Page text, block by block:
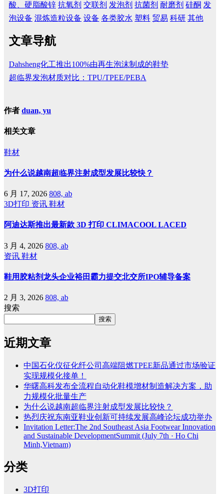
酸、硬脂酸锌 抗氧剂 交联剂 发泡剂 抗菌剂 耐磨剂 硅酮 发
泡设备 混炼造粒设备 设备 各类胶水 塑料 贸易 科研 其他
文章导航
Dahsheng化工推出100%由再生泡沫制成的鞋垫
超临界发泡材质对比：TPU/TPEE/PEBA
作者 duan, yu
相关文章
鞋材
为什么说越南超临界注射成型发展比较快？
6 月 17, 2026 808, ab
3D打印 资讯 鞋材
阿迪达斯推出最新款 3D 打印 CLIMACOOL LACED
3 月 4, 2026 808, ab
资讯 鞋材
鞋用胶粘剂龙头企业裕田霸力提交北交所IPO辅导备案
2 月 3, 2026 808, ab
搜索
搜索
近期文章
中国石化仪征化纤公司高端阻燃TPEE新品通过市场验证
实现规模化接单！
华曙高科发布全流程自动化鞋模增材制造解决方案，助
力规模化批量生产
为什么说越南超临界注射成型发展比较快？
热烈庆祝东南亚鞋业创新可持续发展高峰论坛成功举办
Invitation Letter:The 2nd Southeast Asia Footwear Innovation
and Sustainable DevelopmentSummit (July 7th · Ho Chi
Minh,Vietnam)
分类
3D打印